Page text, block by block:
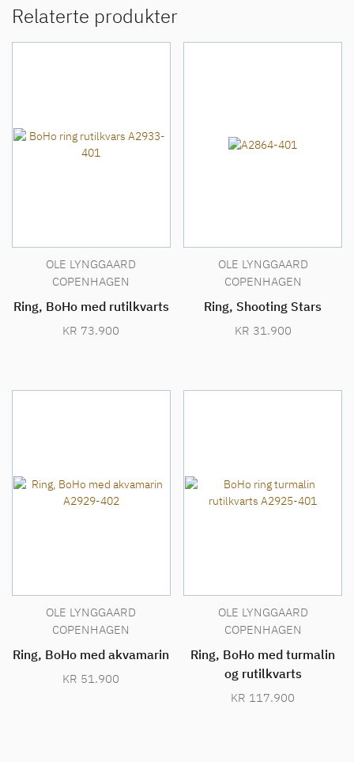
Relaterte produkter
OLE LYNGGAARD
COPENHAGEN
Ring, BoHo med rutilkvarts
KR 73.900
OLE LYNGGAARD
COPENHAGEN
Ring, Shooting Stars
KR 31.900
OLE LYNGGAARD
COPENHAGEN
Ring, BoHo med akvamarin
KR 51.900
OLE LYNGGAARD
COPENHAGEN
Ring, BoHo med turmalin
og rutilkvarts
KR 117.900